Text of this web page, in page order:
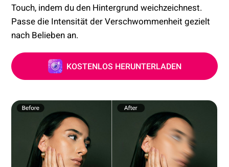
Touch, indem du den Hintergrund weichzeichnest.
Passe die Intensität der Verschwommenheit gezielt
nach Belieben an.
KOSTENLOS HERUNTERLADEN